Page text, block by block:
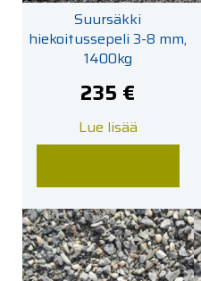
Suursäkki
hiekoitussepeli 3-8 mm,
1400kg
235 €
Lue lisää